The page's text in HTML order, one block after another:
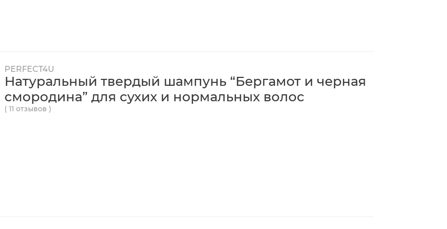
PERFECT4U
Натуральный твердый шампунь “Бергамот и черная
смородина” для сухих и нормальных волос
( 11 отзывов )